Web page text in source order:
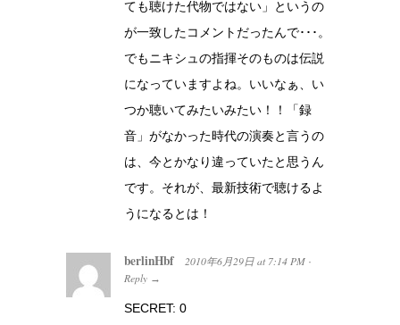
ても聴けた代物ではない」というの
が一致したコメントだったんで･･･。
でもニキシュの指揮そのものは伝説
になっていますよね。いいなぁ、い
つか聴いてみたいみたい！！「録
音」がなかった時代の演奏と言うの
は、今とかなり違っていたと思うん
です。それが、最新技術で聴けるよ
うになるとは！
berlinHbf 2010年6月29日 at 7:14 PM ·
Reply →
SECRET: 0